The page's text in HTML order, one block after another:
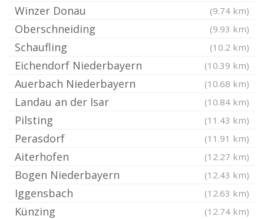
Winzer Donau (9.74 km)
Oberschneiding (9.93 km)
Schaufling (10.2 km)
Eichendorf Niederbayern (10.39 km)
Auerbach Niederbayern (10.68 km)
Landau an der Isar (10.84 km)
Pilsting (11.43 km)
Perasdorf (11.91 km)
Aiterhofen (12.27 km)
Bogen Niederbayern (12.43 km)
Iggensbach (12.63 km)
Künzing (12.74 km)